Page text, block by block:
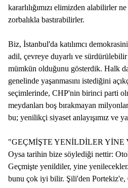
kararlılığımızı elimizden alabilirler
zorbalıkla bastırabilirler.
Biz, İstanbul'da katılımcı
adil, çevreye duyarlı ve
mümkün olduğunu gösterdik. Halk
genelinde yaşanmasını istediğini
seçimlerinde, CHP'nin birinci parti
meydanları boş bırakmayan
bu; yenilikçi siyaset anlayışımız ve
"GEÇMİŞTE YENİLDİLER YİNE
Oysa tarihin bize söylediği nettir:
Geçmişte yenildiler, yine
bunu çok iyi bilir. Şili'den